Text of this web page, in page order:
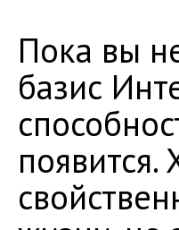
Пока вы
базис
появится.